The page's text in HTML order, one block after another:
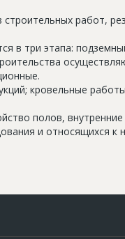
работ,
в три этапа:
кровельные
полов,
и относящихся к